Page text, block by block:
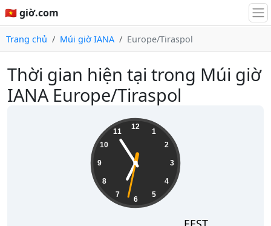
🇻🇳 giờ.com
Trang chủ Múi giờ IANA Europe/Tiraspol
Thời gian hiện tại trong Múi giờ
IANA Europe/Tiraspol
12
1
2
3
4
5
6
7
8
9
10
11